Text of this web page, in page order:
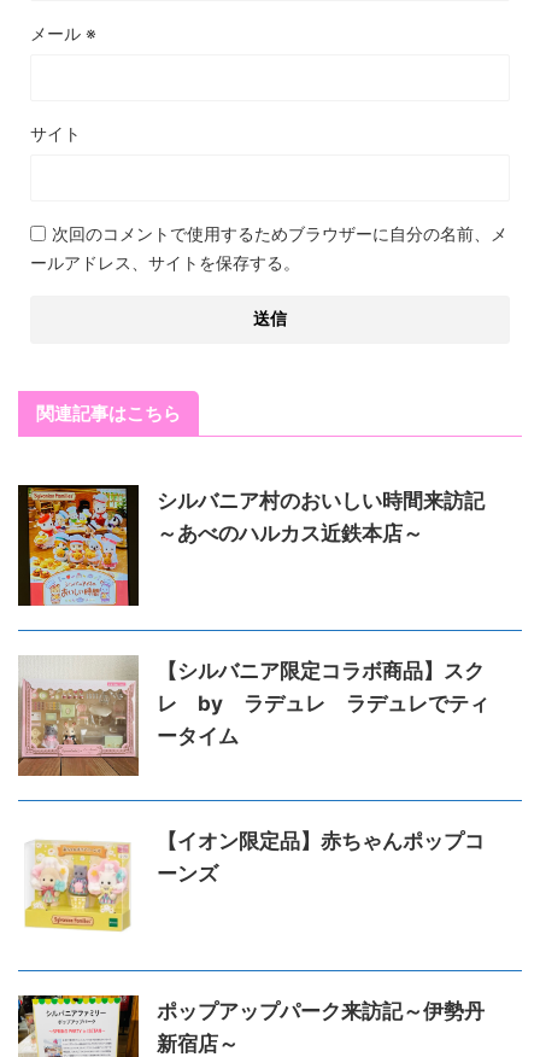
メール ※
サイト
次回のコメントで使用するためブラウザーに自分の名前、メ
ールアドレス、サイトを保存する。
関連記事はこちら
シルバニア村のおいしい時間来訪記
～あべのハルカス近鉄本店～
【シルバニア限定コラボ商品】スク
レ by ラデュレ ラデュレでティ
ータイム
【イオン限定品】赤ちゃんポップコ
ーンズ
ポップアップパーク来訪記～伊勢丹
新宿店～